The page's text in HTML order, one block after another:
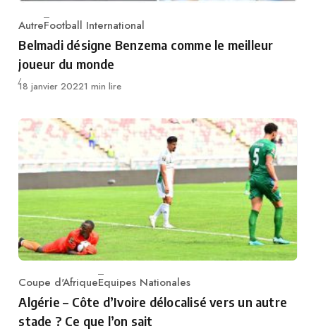
Category
AutreFootball International
Belmadi désigne Benzema comme le meilleur
joueur du monde
Publié
18 janvier 20221 min lire
Category
Coupe d'AfriqueEquipes Nationales
Algérie – Côte d’Ivoire délocalisé vers un autre
stade ? Ce que l’on sait